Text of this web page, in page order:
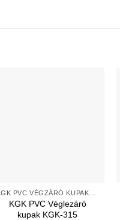
KGK PVC Véglezáró
kupak KGK-315